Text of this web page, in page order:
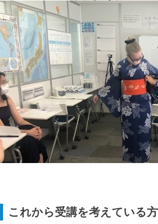
これから受講を考えている